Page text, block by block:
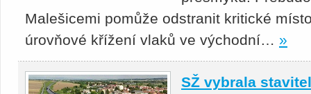
Malešicemi pomůže odstranit kritické
úrovňové křížení vlaků ve východní… »
SŽ vybrala